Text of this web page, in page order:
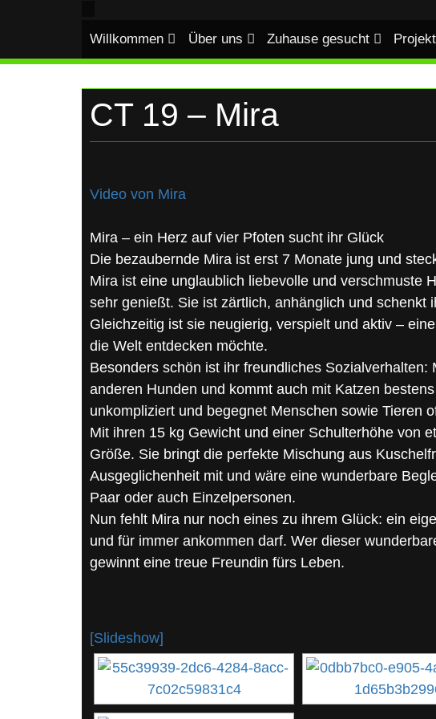
Willkommen Über uns Zuhause gesucht
CT 19 – Mira
Video von Mira
Mira – ein Herz auf vier Pfoten sucht ihr Glück
Die bezaubernde Mira ist erst 7 Monate jung und
Mira ist eine unglaublich liebevolle und verschmuste
sehr genießt. Sie ist zärtlich, anhänglich und schenkt
Gleichzeitig ist sie neugierig, verspielt und aktiv –
die Welt entdecken möchte.
Besonders schön ist ihr freundliches
anderen Hunden und kommt auch mit Katzen
unkompliziert und begegnet Menschen sowie Tieren
Mit ihren 15 kg Gewicht und einer Schulterhöhe von
Größe. Sie bringt die perfekte Mischung aus
Ausgeglichenheit mit und wäre eine wunderbare
Paar oder auch Einzelpersonen.
Nun fehlt Mira nur noch eines zu ihrem Glück: ein
und für immer ankommen darf. Wer dieser
gewinnt eine treue Freundin fürs Leben.
[Slideshow]